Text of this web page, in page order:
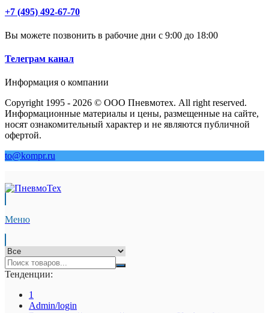
+7 (495) 492-67-70
Вы можете позвонить в рабочие дни с 9:00 до 18:00
Телеграм канал
Информация о компании
Copyright 1995 - 2026 © ООО Пневмотех. All right reserved.
Информационные материалы и цены, размещенные на сайте,
носят ознакомительный характер и не являются публичной
офертой.
to@kompr.ru
Меню
Тенденции:
1
Admin/login